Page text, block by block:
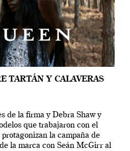
TARTÁN Y CALAVERAS
de la firma y Debra Shaw y
que trabajaron con el
la campaña de
la marca con Seán McGirr al